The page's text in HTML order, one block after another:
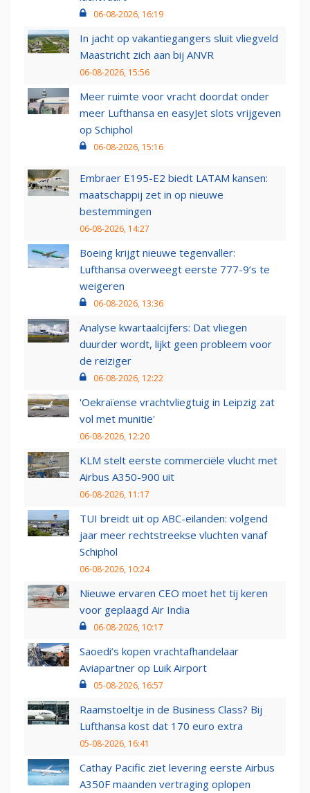
06-08-2026, 16:19
In jacht op vakantiegangers sluit vliegveld
Maastricht zich aan bij ANVR
06-08-2026, 15:56
Meer ruimte voor vracht doordat onder
meer Lufthansa en easyJet slots vrijgeven
op Schiphol
06-08-2026, 15:16
Embraer E195-E2 biedt LATAM kansen:
maatschappij zet in op nieuwe
bestemmingen
06-08-2026, 14:27
Boeing krijgt nieuwe tegenvaller:
Lufthansa overweegt eerste 777-9’s te
weigeren
06-08-2026, 13:36
Analyse kwartaalcijfers: Dat vliegen
duurder wordt, lijkt geen probleem voor
de reiziger
06-08-2026, 12:22
'Oekraïense vrachtvliegtuig in Leipzig zat
vol met munitie'
06-08-2026, 12:20
KLM stelt eerste commerciële vlucht met
Airbus A350-900 uit
06-08-2026, 11:17
TUI breidt uit op ABC-eilanden: volgend
jaar meer rechtstreekse vluchten vanaf
Schiphol
06-08-2026, 10:24
Nieuwe ervaren CEO moet het tij keren
voor geplaagd Air India
06-08-2026, 10:17
Saoedi’s kopen vrachtafhandelaar
Aviapartner op Luik Airport
05-08-2026, 16:57
Raamstoeltje in de Business Class? Bij
Lufthansa kost dat 170 euro extra
05-08-2026, 16:41
Cathay Pacific ziet levering eerste Airbus
A350F maanden vertraging oplopen